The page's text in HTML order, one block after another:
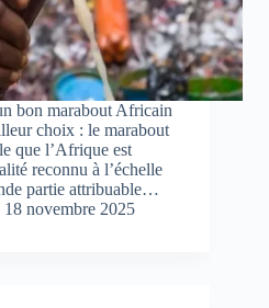
bon marabout Africain
choix : le marabout
que l’Afrique est
reconnu à l’échelle
partie attribuable…
18 novembre 2025